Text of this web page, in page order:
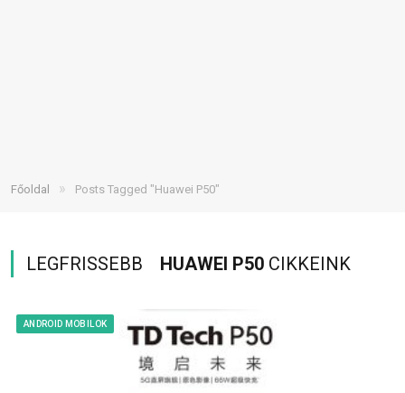
Főoldal » Posts Tagged "Huawei P50"
LEGFRISSEBB HUAWEI P50 CIKKEINK
ANDROID MOBILOK